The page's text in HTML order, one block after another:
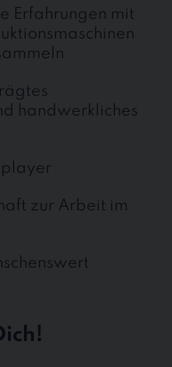
Erfahrungen mit
handwerkliches
zur Arbeit im